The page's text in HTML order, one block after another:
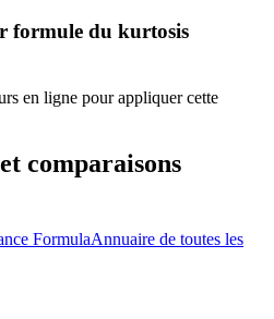
formule du kurtosis
en ligne pour appliquer cette
comparaisons
FormulaAnnuaire de toutes les